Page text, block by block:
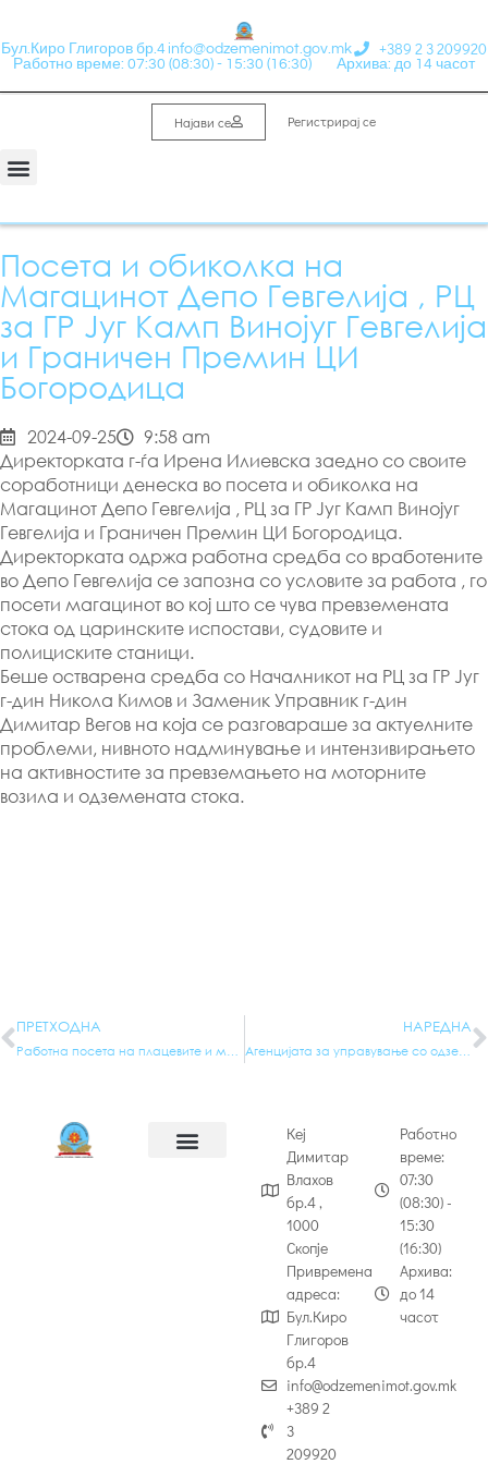
Бул.Киро Глигоров бр.4 info@odzemenimot.gov.mk +389 2 3 209920
Работно време: 07:30 (08:30) - 15:30 (16:30) Архива: до 14 часот
Најави се Регистрирај се
Посета и обиколка на
Магацинот Депо Гевгелија , РЦ
за ГР Југ Камп Винојуг Гевгелија
и Граничен Премин ЦИ
Богородица
2024-09-25
9:58 am
Директорката г-ѓа Ирена Илиевска заедно со своите
соработници денеска во посета и обиколка на
Магацинот Депо Гевгелија , РЦ за ГР Југ Камп Винојуг
Гевгелија и Граничен Премин ЦИ Богородица.
Директорката одржа работна средба со вработените
во Депо Гевгелија се запозна со условите за работа , го
посети магацинот во кој што се чува превземената
стока од царинските испостави, судовите и
полициските станици.
Беше остварена средба со Началникот на РЦ за ГР Југ
г-дин Никола Кимов и Заменик Управник г-дин
Димитар Вегов на која се разговараше за актуелните
проблеми, нивното надминување и интензивирањето
на активностите за превземањето на моторните
возила и одземената стока.
ПРЕТХОДНА
Работна посета на плацевите и магацините лоцирани во Идризово, Миладиновци и Тетово
НАРЕДНА
Агенцијата за управување со одземен имот спроведе донација од 1.410 пакети разна стока
Кеј
Димитар
Влахов
бр.4 ,
1000
Скопје
Привремена
адреса:
Бул.Киро
Глигоров
бр.4
info@odzemenimot.gov.mk
+389 2
3
209920
Работно
време:
07:30
(08:30) -
15:30
(16:30)
Архива:
до 14
часот